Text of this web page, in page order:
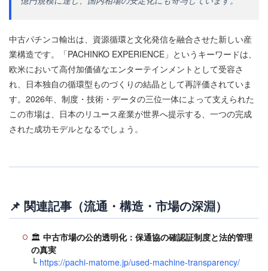
中古パチンコ輸出は、資源循環と文化発信を融合させた新しい産
業構造です。「PACHINKO EXPERIENCE」というキーワードは、
欧米において高付加価値なエンターテインメントとして受容さ
れ、日本独自の循環型ものづくりの結晶として再評価されていま
す。2026年、制度・技術・データの三位一体によって支えられた
この市場は、日本のリユース産業が世界へ提示する、一つの完成
された成功モデルとなるでしょう。
📌 関連記事（流通・構造・市場の深淵）
🏛 中古市場の公的透明化：保通協の確認証制度と法的管理
の真実
└ https://pachi-matome.jp/used-machine-transparency/